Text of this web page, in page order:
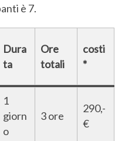
è 7.
Dura
ta
Ore
totali
costi
*
1
giorn
o
3 ore
290,-
€